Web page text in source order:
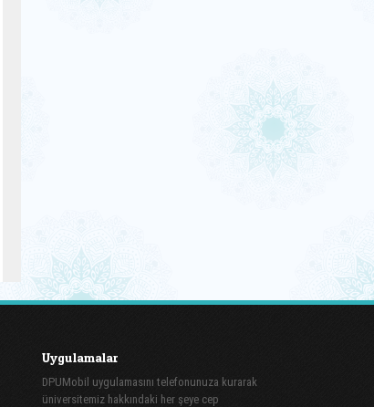
Uygulamalar
DPUMobil uygulamasını telefonunuza kurarak
üniversitemiz hakkındaki her şeye cep